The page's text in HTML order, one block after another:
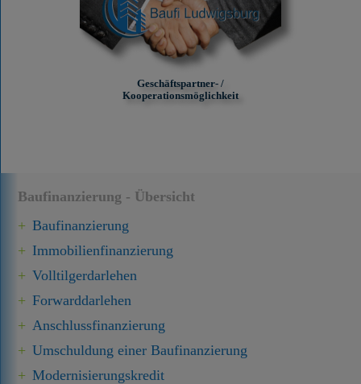
Baufinanzierung - Übersicht
Baufinanzierung
Immobilien­finanzierung
Volltilgerdarlehen
Forward­darlehen
Anschluss­finanzierung
Umschuldung einer Baufinanzierung
Modernisierungskredit
Geschäftspartner- /
Kooperationsmöglichkeit